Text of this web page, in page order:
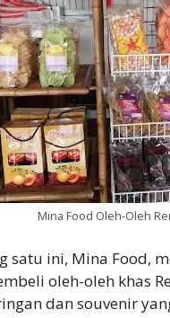
Mina Food Oleh-Oleh
satu ini, Mina Food,
oleh-oleh khas
dan souvenir